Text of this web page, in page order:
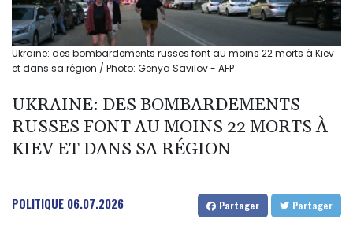
Ukraine: des bombardements russes font au moins 22 morts à Kiev
et dans sa région / Photo: Genya Savilov - AFP
UKRAINE: DES BOMBARDEMENTS
RUSSES FONT AU MOINS 22 MORTS À
KIEV ET DANS SA RÉGION
POLITIQUE 06.07.2026 Partager Partager